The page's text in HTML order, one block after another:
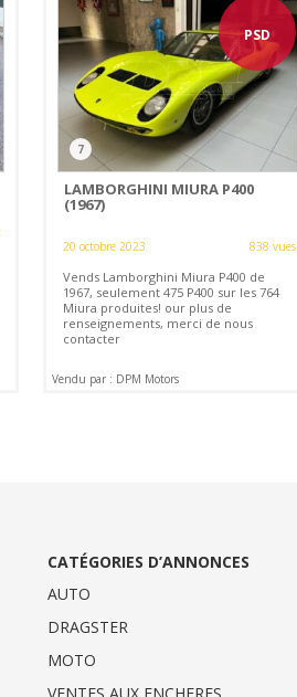
PSD
7
LAMBORGHINI MIURA P400
(1967)
20 octobre 2023 838 vues
Vends Lamborghini Miura P400 de
1967, seulement 475 P400 sur les 764
Miura produites! our plus de
renseignements, merci de nous
contacter
Vendu par : DPM Motors
CATÉGORIES D’ANNONCES
AUTO
DRAGSTER
MOTO